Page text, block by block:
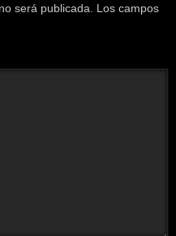
será publicada.
Los campos